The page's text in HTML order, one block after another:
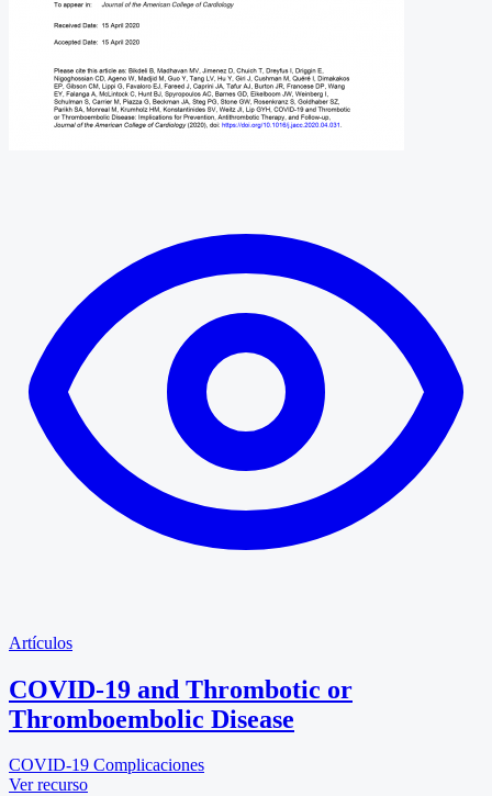
Artículos
COVID-19 and Thrombotic or
Thromboembolic Disease
COVID-19 Complicaciones
Ver recurso